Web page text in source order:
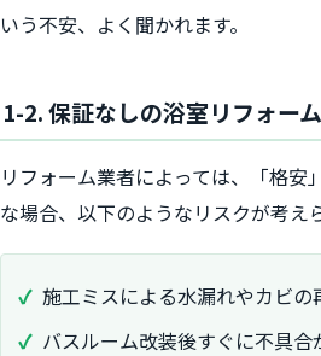
いう不安、よく聞かれます。
1-2. 保証なしの浴室リフォー
リフォーム業者によっては、「格
な場合、以下のようなリスクが考え
施工ミスによる水漏れやカビ
バスルーム改装後すぐに不具